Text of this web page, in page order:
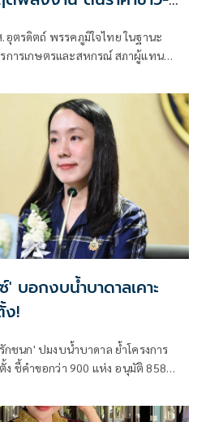
ายตลาดโลก
ตรดิตถ์ พรรคภูมิใจไทย ในฐานะ
การเกษตรและสหกรณ์ สภาผู้แทน
งนายอนุทิน ชาญวีรกูล นายกรัฐมนตรี
ดือน สามารถรับมือกับวิกฤตพลังงาน
ลางได้ดี ส่งผลให้ราคาสินค้าเกษตร
บอกงบน้ำบาดาลเคาะ
!
กชนก' ปมงบน้ำบาดาล ย้ำโครงการ
ชี้คำขอกว่า 900 แห่ง อนุมัติ 858